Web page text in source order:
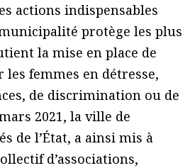
actions indispensables
protège les plus
la mise en place de
femmes en détresse,
de discrimination ou de
2021, la ville de
de l’État, a ainsi mis à
d’associations,